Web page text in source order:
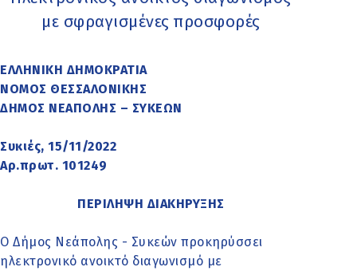
με σφραγισμένες προσφορές
ΕΛΛΗΝΙΚΗ ΔΗΜΟΚΡΑΤΙΑ
ΝΟΜΟΣ ΘΕΣΣΑΛΟΝΙΚΗΣ
ΔΗΜΟΣ ΝΕΑΠΟΛΗΣ – ΣΥΚΕΩΝ
Συκιές, 15/11/2022
Αρ.πρωτ. 101249
ΠΕΡΙΛΗΨΗ ΔΙΑΚΗΡΥΞΗΣ
Ο Δήμος Νεάπολης - Συκεών προκηρύσσει
ηλεκτρονικό ανοικτό διαγωνισμό με